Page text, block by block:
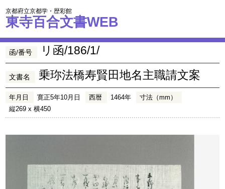
京都府立京都学・歴彩館
東寺百合文書WEB
函/番号 リ函/186/1/
文書名 乗珎法橋寿賢田地名主職請文案
年月日 寛正5年10月日 西暦 1464年
寸法（mm）
縦269 x 横450